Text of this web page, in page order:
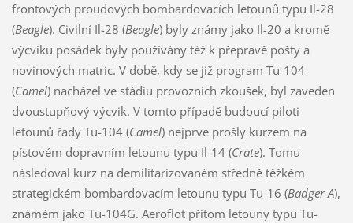
frontových proudových bombardovacích letounů typu Il-28
(Beagle). Civilní Il-28 (Beagle) byly známy jako Il-20 a kromě
výcviku posádek byly používány též k přepravě pošty a
novinových matric. V době, kdy se již program Tu-104
(Camel) nacházel ve stádiu provozních zkoušek, byl zaveden
dvoustupňový výcvik. V tomto případě budoucí piloti
letounů řady Tu-104 (Camel) nejprve prošly kurzem na
pístovém dopravním letounu typu Il-14 (Crate). Tomu
následoval kurz na demilitarizovaném středně těžkém
strategickém bombardovacím letounu typu Tu-16 (Badger A),
známém jako Tu-104G. Aeroflot přitom letouny typu Tu-